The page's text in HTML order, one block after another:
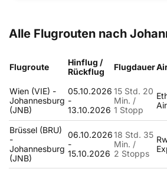
Alle Flugrouten nach
Flugroute
Hinflug /
Rückflug
Flugdauer
Wien (VIE) -
Johannesburg
(JNB)
05.10.2026
-
13.10.2026
15 Std. 20
Min. /
1 Stopp
Brüssel (BRU)
-
Johannesburg
(JNB)
06.10.2026
-
15.10.2026
18 Std. 35
Min. /
2 Stopps